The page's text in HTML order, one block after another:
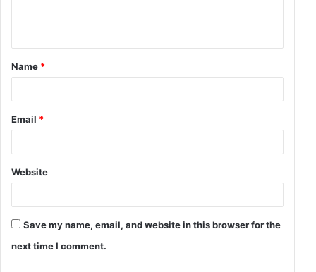
Name *
Email *
Website
Save my name, email, and website in this browser for the
next time I comment.